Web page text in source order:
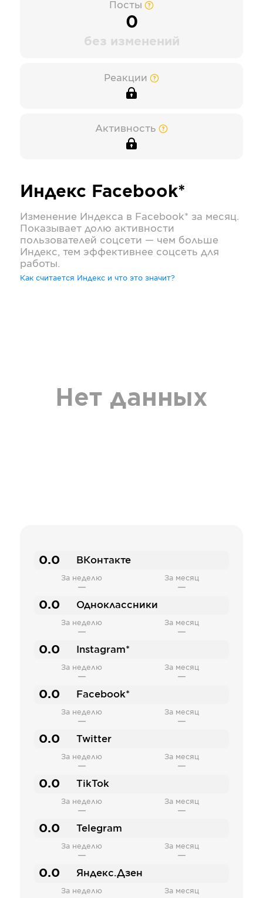
Посты
0
без изменений
Реакции
Активность
Индекс Facebook*
Изменение Индекса в Facebook* за месяц.
Показывает долю активности
пользователей соцсети — чем больше
Индекс, тем эффективнее соцсеть для
работы.
Как считается Индекс и что это значит?
Нет данных
0.0 ВКонтакте
За неделю
—
За месяц
—
0.0 Одноклассники
За неделю
—
За месяц
—
0.0 Instagram*
За неделю
—
За месяц
—
0.0 Facebook*
За неделю
—
За месяц
—
0.0 Twitter
За неделю
—
За месяц
—
0.0 TikTok
За неделю
—
За месяц
—
0.0 Telegram
За неделю
—
За месяц
—
0.0 Яндекс.Дзен
За неделю За месяц